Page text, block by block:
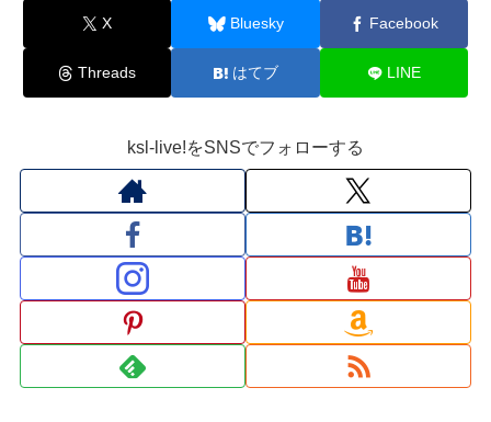
X Bluesky Facebook
Threads はてブ LINE
ksl-live!をSNSでフォローする